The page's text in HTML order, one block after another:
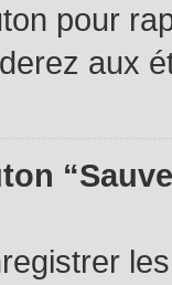
pour
aux